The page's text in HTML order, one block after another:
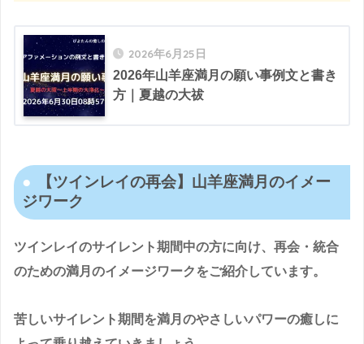
2026年6月25日
2026年山羊座満月の願い事例文と書き
方｜夏越の大祓
【ツインレイの再会】山羊座満月のイメー
ジワーク
ツインレイのサイレント期間中の方に向け、再会・統合
のための満月のイメージワークをご紹介しています。
苦しいサイレント期間を満月のやさしいパワーの癒しに